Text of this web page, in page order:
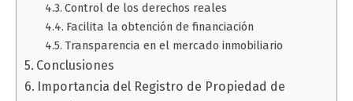
Control de los derechos reales
Facilita la obtención de financiación
Transparencia en el mercado inmobiliario
Conclusiones
Importancia del Registro de Propiedad de